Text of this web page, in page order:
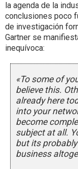
la agenda de la
conclusiones poco
de investigación
Gartner se
inequívoca:
«To some of
believe this.
already here
into your
become
subject at all.
but its
business